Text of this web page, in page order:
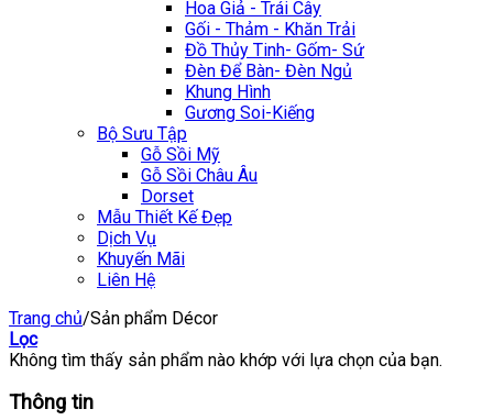
Hoa Giả - Trái Cây
Gối - Thảm - Khăn Trải
Đồ Thủy Tinh- Gốm- Sứ
Đèn Để Bàn- Đèn Ngủ
Khung Hình
Gương Soi-Kiếng
Bộ Sưu Tập
Gỗ Sồi Mỹ
Gỗ Sồi Châu Âu
Dorset
Mẫu Thiết Kế Đẹp
Dịch Vụ
Khuyến Mãi
Liên Hệ
Trang chủ/Sản phẩm Décor
Lọc
Không tìm thấy sản phẩm nào khớp với lựa chọn của bạn.
Thông tin